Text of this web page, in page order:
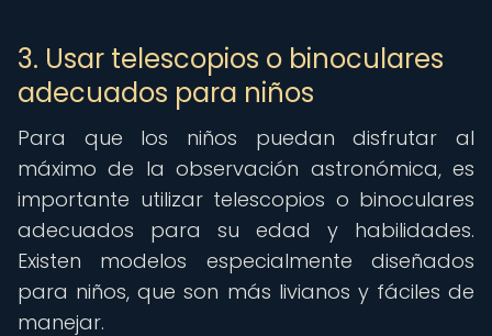
3. Usar telescopios o binoculares
adecuados para niños
Para que los niños puedan disfrutar al
máximo de la observación astronómica, es
importante utilizar telescopios o binoculares
adecuados para su edad y habilidades.
Existen modelos especialmente diseñados
para niños, que son más livianos y fáciles de
manejar.